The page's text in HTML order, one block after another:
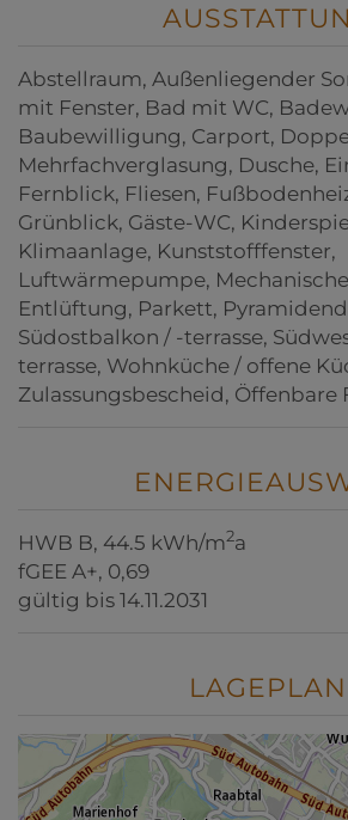
Abstellraum Außenliegender
mit Fenster Bad mit WC
Baubewilligung Carport
Mehrfachverglasung Dusche
Fernblick Fliesen
Grünblick Gäste-WC
Klimaanlage Kunststofffenster
Luftwärmepumpe
Entlüftung Parkett
Südostbalkon / -terrasse
terrasse Wohnküche / offene
Zulassungsbescheid Öffenbare
HWB B, 44.5 kWh/m2a
fGEE A+, 0,69
gültig bis 14.11.2031
LAGEPLAN